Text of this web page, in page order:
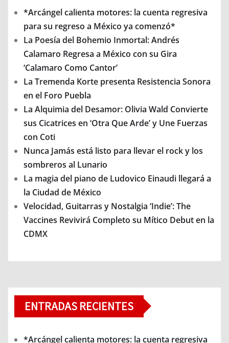
*Arcángel calienta motores: la cuenta regresiva
para su regreso a México ya comenzó*
La Poesía del Bohemio Inmortal: Andrés
Calamaro Regresa a México con su Gira
‘Calamaro Como Cantor’
La Tremenda Korte presenta Resistencia Sonora
en el Foro Puebla
La Alquimia del Desamor: Olivia Wald Convierte
sus Cicatrices en ‘Otra Que Arde’ y Une Fuerzas
con Coti
Nunca Jamás está listo para llevar el rock y los
sombreros al Lunario
La magia del piano de Ludovico Einaudi llegará a
la Ciudad de México
Velocidad, Guitarras y Nostalgia ‘Indie’: The
Vaccines Revivirá Completo su Mítico Debut en la
CDMX
ENTRADAS RECIENTES
*Arcángel calienta motores: la cuenta regresiva